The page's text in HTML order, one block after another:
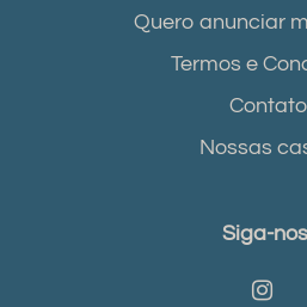
Quero anunciar
Termos e
Contato
Nossas
Siga-